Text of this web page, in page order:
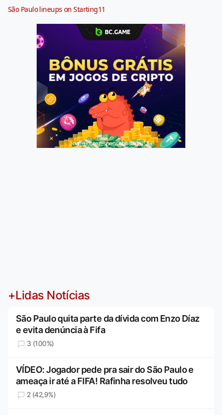
São Paulo lineups on Starting11
Jogue com responsabilidade. 18+
+Lidas Notícias
São Paulo quita parte da dívida com Enzo Díaz
e evita denúncia à Fifa
3 (100%)
VÍDEO: Jogador pede pra sair do São Paulo e
ameaça ir até a FIFA! Rafinha resolveu tudo
2 (42,9%)